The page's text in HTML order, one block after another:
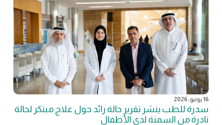
16 يونيو, 2026
سدرة للطب ينشر تقرير حالة رائد حول علاج مبتكر لحالة
نادرة من السمنة لدى الأطفال